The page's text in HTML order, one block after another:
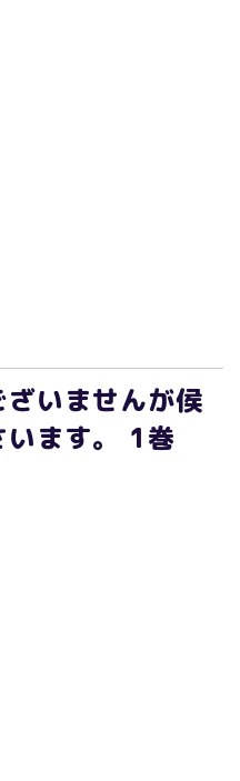
いませんが侯
います。 1巻